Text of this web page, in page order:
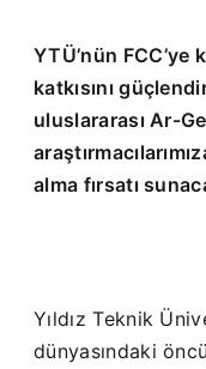
YTÜ’nün FCC’ye
katkısını
uluslararası Ar-
alma fırsatı
Yıldız Teknik
dünyasındaki